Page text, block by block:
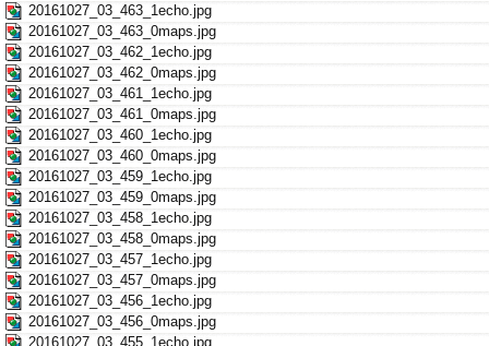
20161027_03_463_1echo.jpg
20161027_03_463_0maps.jpg
20161027_03_462_1echo.jpg
20161027_03_462_0maps.jpg
20161027_03_461_1echo.jpg
20161027_03_461_0maps.jpg
20161027_03_460_1echo.jpg
20161027_03_460_0maps.jpg
20161027_03_459_1echo.jpg
20161027_03_459_0maps.jpg
20161027_03_458_1echo.jpg
20161027_03_458_0maps.jpg
20161027_03_457_1echo.jpg
20161027_03_457_0maps.jpg
20161027_03_456_1echo.jpg
20161027_03_456_0maps.jpg
20161027_03_455_1echo.jpg